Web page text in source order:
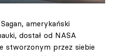
amerykański
dostał od NASA
stworzonym przez siebie